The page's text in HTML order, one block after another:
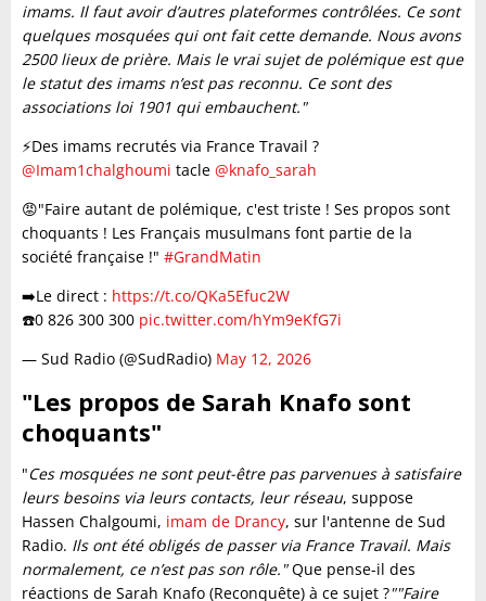
imams. Il faut avoir d’autres plateformes contrôlées. Ce sont
quelques mosquées qui ont fait cette demande. Nous avons
2500 lieux de prière. Mais le vrai sujet de polémique est que
le statut des imams n’est pas reconnu. Ce sont des
associations loi 1901 qui embauchent."
⚡️Des imams recrutés via France Travail ?
@Imam1chalghoumi tacle @knafo_sarah
😡"Faire autant de polémique, c'est triste ! Ses propos sont
choquants ! Les Français musulmans font partie de la
société française !" #GrandMatin
➡️Le direct : https://t.co/QKa5Efuc2W
☎️0 826 300 300 pic.twitter.com/hYm9eKfG7i
— Sud Radio (@SudRadio) May 12, 2026
"Les propos de Sarah Knafo sont
choquants"
"Ces mosquées ne sont peut-être pas parvenues à satisfaire
leurs besoins via leurs contacts, leur réseau, suppose
Hassen Chalgoumi, imam de Drancy, sur l'antenne de Sud
Radio. Ils ont été obligés de passer via France Travail. Mais
normalement, ce n’est pas son rôle."Que pense-il des
réactions de Sarah Knafo (Reconquête) à ce sujet ?""Faire